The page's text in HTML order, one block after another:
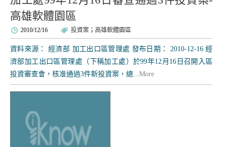
高雄軟體園區
2010/12/16 投資案 ； 高雄軟體園區
資料來源： 經濟部 加工出口區管理處 發布日期： 2010-12-16 經
濟部加工出口區管理處（下稱加工處）於99年12月16日召開入區
投資審查會，核准通過3件新投資案，總...More